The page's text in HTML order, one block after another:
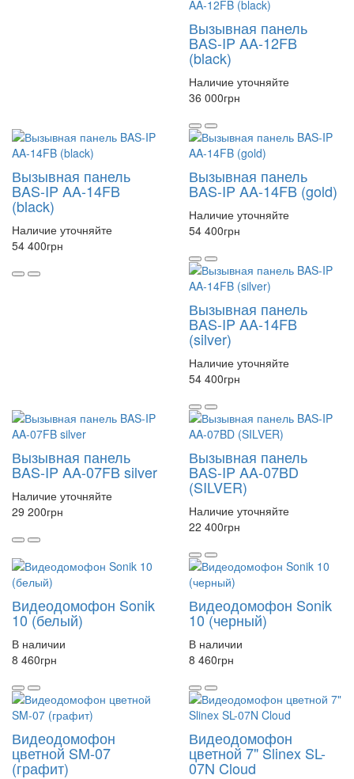
Вызывная панель
BAS-IP AA-12FB
(black)
Наличие уточняйте
36 000грн
Вызывная панель
BAS-IP AA-14FB
(black)
Наличие уточняйте
54 400грн
Вызывная панель
BAS-IP AA-14FB (gold)
Наличие уточняйте
54 400грн
Вызывная панель
BAS-IP AA-14FB
(silver)
Наличие уточняйте
54 400грн
Вызывная панель
BAS-IP AA-07FB silver
Наличие уточняйте
29 200грн
Вызывная панель
BAS-IP AA-07BD
(SILVER)
Наличие уточняйте
22 400грн
Видеодомофон Sonik
10 (белый)
В наличии
8 460грн
Видеодомофон Sonik
10 (черный)
В наличии
8 460грн
Видеодомофон
цветной SM-07
(графит)
Видеодомофон
цветной 7" Slinex SL-
07N Cloud